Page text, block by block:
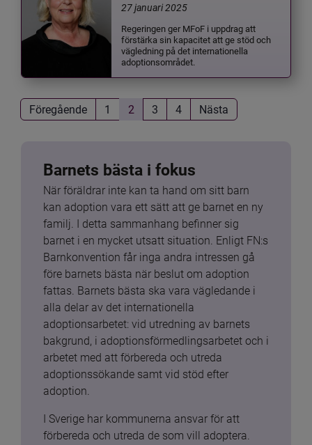
27 januari 2025
Regeringen ger MFoF i uppdrag att
förstärka sin kapacitet att ge stöd och
vägledning på det internationella
adoptionsområdet.
Föregående 1 2 3 4 Nästa
Barnets bästa i fokus
När föräldrar inte kan ta hand om sitt barn
kan adoption vara ett sätt att ge barnet en ny
familj. I detta sammanhang befinner sig
barnet i en mycket utsatt situation. Enligt FN:s
Barnkonvention får inga andra intressen gå
före barnets bästa när beslut om adoption
fattas. Barnets bästa ska vara vägledande i
alla delar av det internationella
adoptionsarbetet: vid utredning av barnets
bakgrund, i adoptionsförmedlingsarbetet och i
arbetet med att förbereda och utreda
adoptionssökande samt vid stöd efter
adoption.
I Sverige har kommunerna ansvar för att
förbereda och utreda de som vill adoptera.